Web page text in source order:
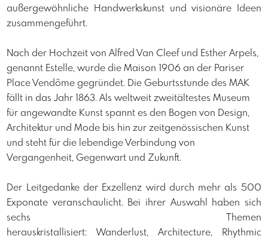
außergewöhnliche Handwerkskunst und visionäre Ideen
zusammengeführt.
​Nach der Hochzeit von Alfred Van Cleef und Esther Arpels,
genannt Estelle, wurde die Maison 1906 an der Pariser
Place Vendôme gegründet. Die Geburtsstunde des MAK
fällt in das Jahr 1863. Als weltweit zweitältestes Museum
für angewandte Kunst spannt es den Bogen von Design,
Architektur und Mode bis hin zur zeitgenössischen Kunst
und steht für die lebendige Verbindung von
Vergangenheit, Gegenwart und Zukunft.
​Der Leitgedanke der Exzellenz wird durch mehr als 500
Exponate veranschaulicht. Bei ihrer Auswahl haben sich
sechs Themen
herauskristallisiert: Wanderlust, Architecture, Rhythmic